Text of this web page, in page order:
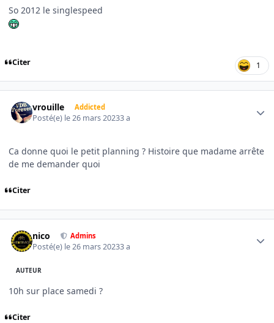
So 2012 le singlespeed
Citer 1
vrouille Addicted
Posté(e) le 26 mars 20233 a
Ca donne quoi le petit planning ? Histoire que madame arrête
de me demander quoi
Citer
nico Admins
Posté(e) le 26 mars 20233 a
AUTEUR
10h sur place samedi ?
Citer